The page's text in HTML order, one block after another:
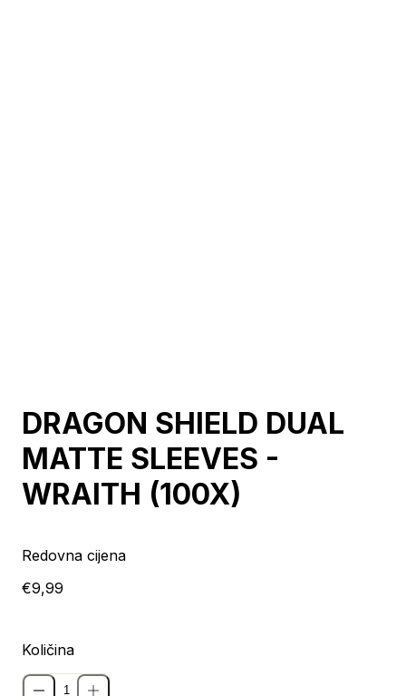
DRAGON SHIELD DUAL
MATTE SLEEVES -
WRAITH (100X)
Redovna cijena
€9,99
Količina